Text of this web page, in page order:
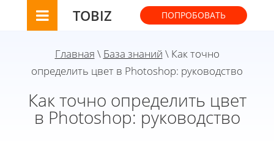
TOBIZ ПОПРОБОВАТЬ
Главная \ База знаний \ Как точно
определить цвет в Photoshop: руководство
Как точно определить цвет
в Photoshop: руководство